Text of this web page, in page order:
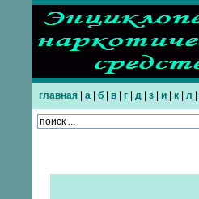
главная а б в г д з и к л